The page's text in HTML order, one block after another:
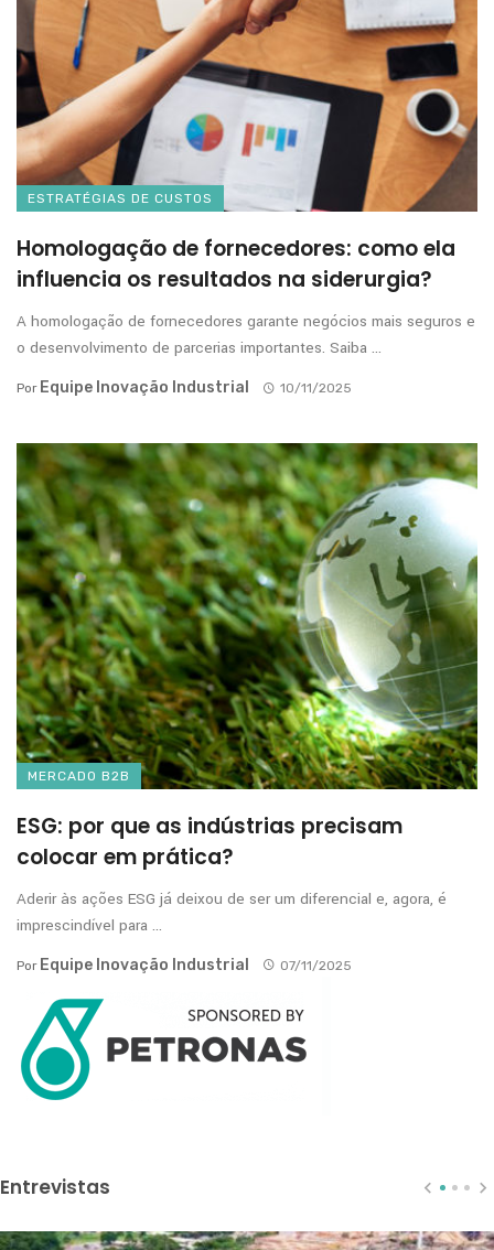
ESTRATÉGIAS DE CUSTOS
Homologação de fornecedores: como ela
influencia os resultados na siderurgia?
A homologação de fornecedores garante negócios mais seguros e
o desenvolvimento de parcerias importantes. Saiba ...
Por Equipe Inovação Industrial 10/11/2025
MERCADO B2B
ESG: por que as indústrias precisam
colocar em prática?
Aderir às ações ESG já deixou de ser um diferencial e, agora, é
imprescindível para ...
Por Equipe Inovação Industrial 07/11/2025
Entrevistas